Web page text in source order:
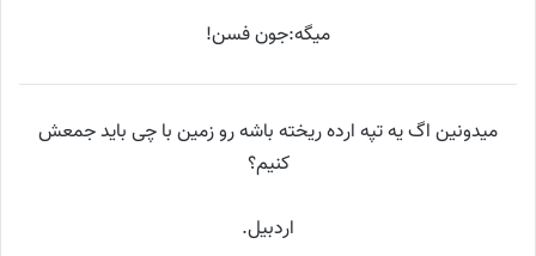
میگه:جون فسن!
میدونین اگ یه تپه ارده ریخته باشه رو زمین با چی باید جمعش
کنیم؟
اردبیل.